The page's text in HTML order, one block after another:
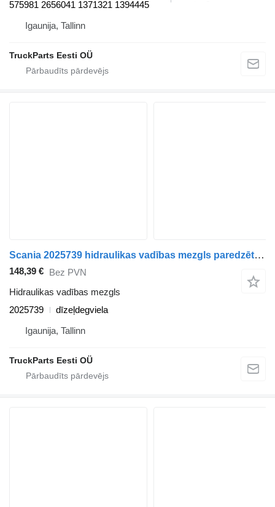
575981 2656041 1371321 1394445
Igaunija, Tallinn
TruckParts Eesti OÜ
Scania 2025739 hidraulikas vadības mezgls paredzēts Scania K-Series (2016-) autobusa
148,39 € Bez PVN
Hidraulikas vadības mezgls
2025739
dīzeļdegviela
Igaunija, Tallinn
TruckParts Eesti OÜ